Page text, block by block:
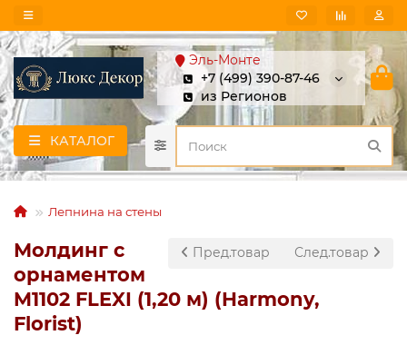
Эль-Монте
+7 (499) 390-87-46
из Регионов
КАТАЛОГ
Лепнина на стены
Пред.товар След.товар
Молдинг с
орнаментом
M1102 FLEXI (1,20 м) (Harmony,
Florist)